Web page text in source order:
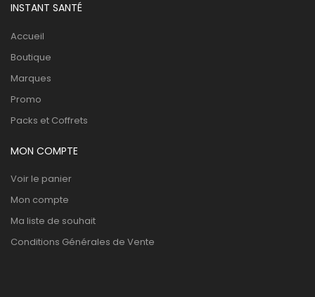
INSTANT SANTÉ
Accueil
Boutique
Marques
Promo
Packs et Coffrets
MON COMPTE
Voir le panier
Mon compte
Ma liste de souhait
Conditions Générales de Vente